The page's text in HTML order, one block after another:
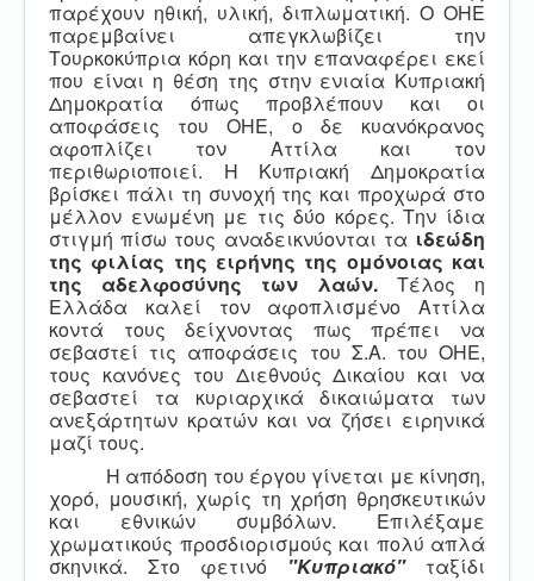
παρέχουν ηθική, υλική, διπλωματική. Ο ΟΗΕ
παρεμβαίνει απεγκλωβίζει την
Τουρκοκύπρια κόρη και την επαναφέρει εκεί
που είναι η θέση της στην ενιαία Κυπριακή
Δημοκρατία όπως προβλέπουν και οι
αποφάσεις του ΟΗΕ, ο δε κυανόκρανος
αφοπλίζει τον Αττίλα και τον
περιθωριοποιεί. Η Κυπριακή Δημοκρατία
βρίσκει πάλι τη συνοχή της και προχωρά στο
μέλλον ενωμένη με τις δύο κόρες. Την ίδια
στιγμή πίσω τους αναδεικνύονται τα ιδεώδη
της φιλίας της ειρήνης της ομόνοιας και
της αδελφοσύνης των λαών. Τέλος η
Ελλάδα καλεί τον αφοπλισμένο Αττίλα
κοντά τους δείχνοντας πως πρέπει να
σεβαστεί τις αποφάσεις του Σ.Α. του ΟΗΕ,
τους κανόνες του Διεθνούς Δικαίου και να
σεβαστεί τα κυριαρχικά δικαιώματα των
ανεξάρτητων κρατών και να ζήσει ειρηνικά
μαζί τους.
Η απόδοση του έργου γίνεται με κίνηση,
χορό, μουσική, χωρίς τη χρήση θρησκευτικών
και εθνικών συμβόλων. Επιλέξαμε
χρωματικούς προσδιορισμούς και πολύ απλά
σκηνικά. Στο φετινό "Κυπριακό"ταξίδι